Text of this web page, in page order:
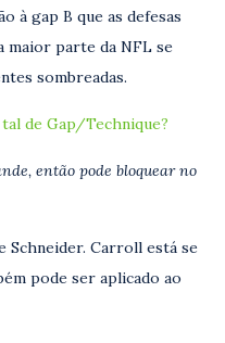
à gap B que as defesas
maior parte da NFL se
sombreadas.
tal de Gap/Technique?
então pode bloquear no
Schneider. Carroll está se
pode ser aplicado ao